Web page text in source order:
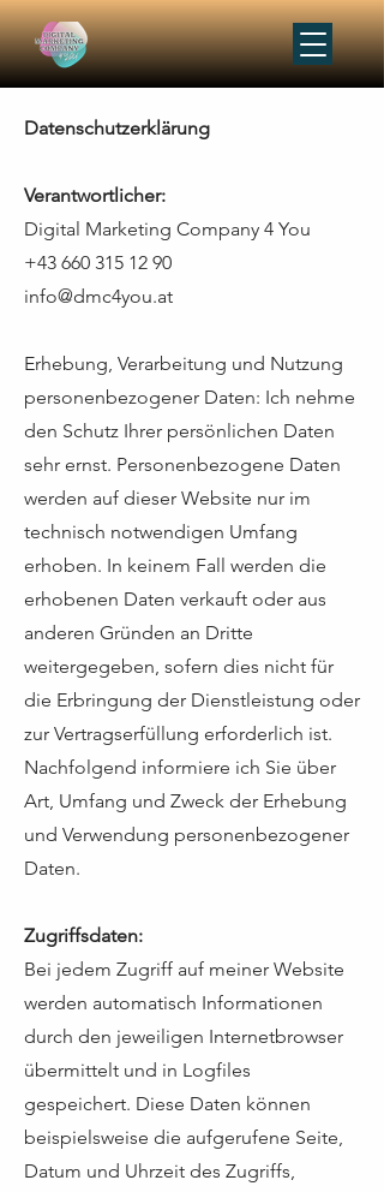
Datenschutzerklärung
Verantwortlicher:
Digital Marketing Company 4 You
+43 660 315 12 90
info@dmc4you.at
Erhebung, Verarbeitung und Nutzung
personenbezogener Daten: Ich nehme
den Schutz Ihrer persönlichen Daten
sehr ernst. Personenbezogene Daten
werden auf dieser Website nur im
technisch notwendigen Umfang
erhoben. In keinem Fall werden die
erhobenen Daten verkauft oder aus
anderen Gründen an Dritte
weitergegeben, sofern dies nicht für
die Erbringung der Dienstleistung oder
zur Vertragserfüllung erforderlich ist.
Nachfolgend informiere ich Sie über
Art, Umfang und Zweck der Erhebung
und Verwendung personenbezogener
Daten.
Zugriffsdaten:
Bei jedem Zugriff auf meiner Website
werden automatisch Informationen
durch den jeweiligen Internetbrowser
übermittelt und in Logfiles
gespeichert. Diese Daten können
beispielsweise die aufgerufene Seite,
Datum und Uhrzeit des Zugriffs,